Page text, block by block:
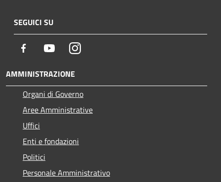
SEGUICI SU
Facebook YoutubeInstagram
AMMINISTRAZIONE
Organi di Governo
Aree Amministrative
Uffici
Enti e fondazioni
Politici
Personale Amministrativo